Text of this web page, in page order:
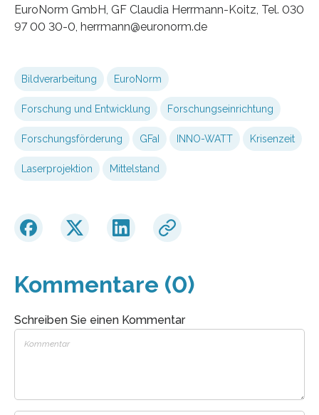
EuroNorm GmbH, GF Claudia Herrmann-Koitz, Tel. 030
97 00 30-0, herrmann@euronorm.de
Bildverarbeitung EuroNorm
Forschung und Entwicklung Forschungseinrichtung
Forschungsförderung GFaI INNO-WATT Krisenzeit
Laserprojektion Mittelstand
Kommentare (0)
Schreiben Sie einen Kommentar